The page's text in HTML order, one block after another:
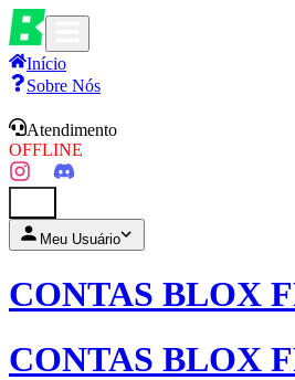
Início
Sobre Nós
Atendimento
OFFLINE
Meu Usuário
CONTAS BLOX
CONTAS BLOX